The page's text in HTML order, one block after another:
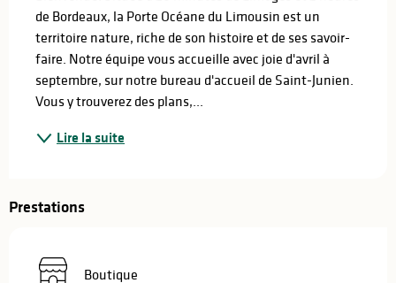
de Bordeaux, la Porte Océane du Limousin est un
territoire nature, riche de son histoire et de ses savoir-
faire. Notre équipe vous accueille avec joie d'avril à
septembre, sur notre bureau d'accueil de Saint-Junien.
Vous y trouverez des plans,...
Lire la suite
Prestations
Boutique